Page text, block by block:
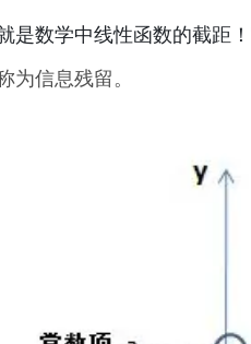
是数学中线性函数的截距
为信息残留。